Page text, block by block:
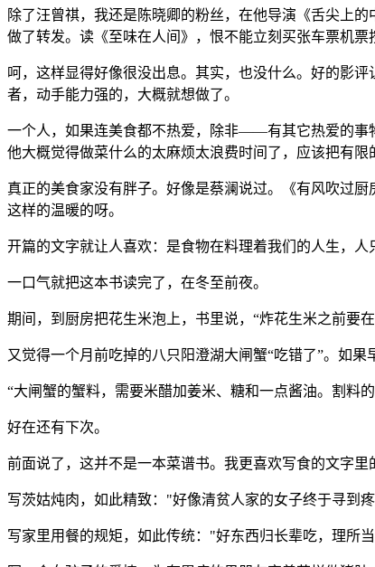
除了汪曾祺，我还是陈晓卿的粉丝，在他导演《舌尖上
做了转发。读《至味在人间》，恨不能立刻买张车票机
呵，这样显得好像很没出息。其实，也没什么。好的影
者，动手能力强的，大概就想做了。
一个人，如果连美食都不热爱，除非——有其它热爱的事
他大概觉得做菜什么的太麻烦太浪费时间了，应该把有限
真正的美食家没有胖子。好像是蔡澜说过。《有风吹过
这样的温暖的呀。
开篇的文字就让人喜欢：是食物在料理着我们的人生，
一口气就把这本书读完了，在冬至前夜。
期间，到厨房把花生米泡上，书里说，“炸花生米之前要
又觉得一个月前吃掉的八只阳澄湖大闸蟹“吃错了”。如
“大闸蟹的蟹料，需要米醋加姜米、糖和一点酱油。割料
好在还有下次。
前面说了，这并不是一本菜谱书。我更喜欢写食的文字里
写茨姑炖肉，如此精致："好像清贫人家的女子终于寻到
写家里用餐的规矩，如此传统："好东西归长辈吃，理所